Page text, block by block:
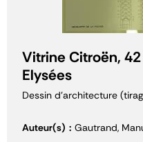
Vitrine Citroën,
Elysées
Dessin d'architecture
Auteur(s)
Gautrand,